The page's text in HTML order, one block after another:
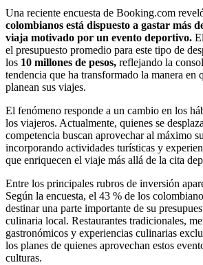
Una reciente encuesta de Booking.com
colombianos está dispuesto a gastar más
viaja motivado por un evento deportivo.
el presupuesto promedio para este tipo de
los 10 millones de pesos, reflejando la
tendencia que ha transformado la manera en
planean sus viajes.
El fenómeno responde a un cambio en los
los viajeros. Actualmente, quienes se
competencia buscan aprovechar al máximo
incorporando actividades turísticas y
que enriquecen el viaje más allá de la cita
Entre los principales rubros de inversión
Según la encuesta, el 43 % de los
destinar una parte importante de su
culinaria local. Restaurantes tradicionales,
gastronómicos y experiencias culinarias
los planes de quienes aprovechan estos
culturas.